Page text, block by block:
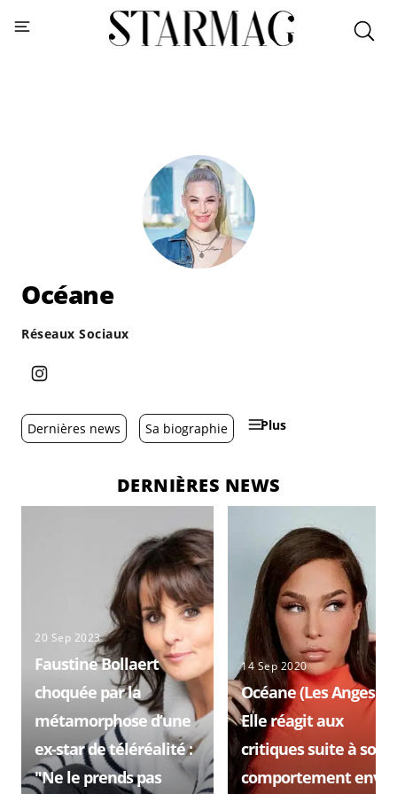
Océane
Réseaux Sociaux
Dernières news Sa biographie Plus
DERNIÈRES NEWS
20 Sep 2023
Faustine Bollaert
choquée par la
métamorphose d’une
ex-star de téléréalité :
"Ne le prends pas
14 Sep 2020
Océane (Les Anges
Elle réagit aux
critiques suite à son
comportement